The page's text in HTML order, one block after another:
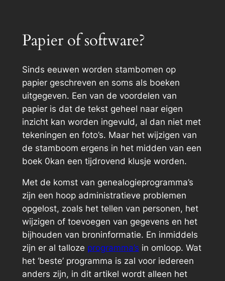
Papier of software?
Sinds eeuwen worden stambomen op
papier geschreven en soms als boeken
uitgegeven. Een van de voordelen van
papier is dat de tekst geheel naar eigen
inzicht kan worden ingevuld, al dan niet met
tekeningen en foto’s. Maar het wijzigen van
de stamboom ergens in het midden van een
boek 0kan een tijdrovend klusje worden.
Met de komst van genealogieprogramma’s
zijn een hoop administratieve problemen
opgelost, zoals het tellen van personen, het
wijzigen of toevoegen van gegevens en het
bijhouden van broninformatie. En inmiddels
zijn er al talloze programma’s in omloop. Wat
het ‘beste’ programma is zal voor iedereen
anders zijn, in dit artikel wordt alleen het